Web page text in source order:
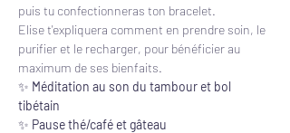
puis tu confectionneras ton bracelet.
Elise t'expliquera comment en prendre soin, le
purifier et le recharger, pour bénéficier au
maximum de ses bienfaits.
✨ Méditation au son du tambour et bol
tibétain
✨ Pause thé/café et gâteau